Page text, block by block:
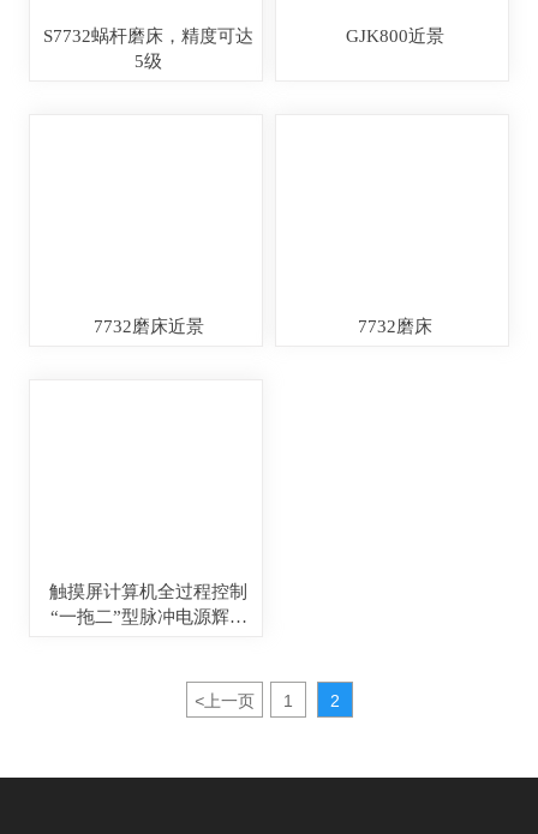
S7732蜗杆磨床，精度可达
5级
GJK800近景
7732磨床近景 7732磨床
触摸屏计算机全过程控制
“一拖二”型脉冲电源辉光
<上一页 1 2